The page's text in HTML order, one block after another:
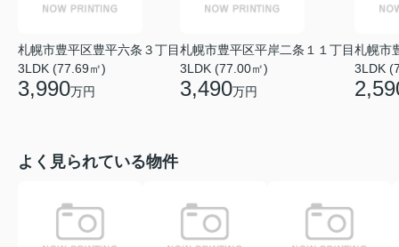
札幌市豊平区豊平六条３丁目
3LDK (77.69㎡)
3,990万円
札幌市豊平区平岸二条１１丁目
3LDK (77.00㎡)
3,490万円
札幌市
3LDK
よく見られている物件